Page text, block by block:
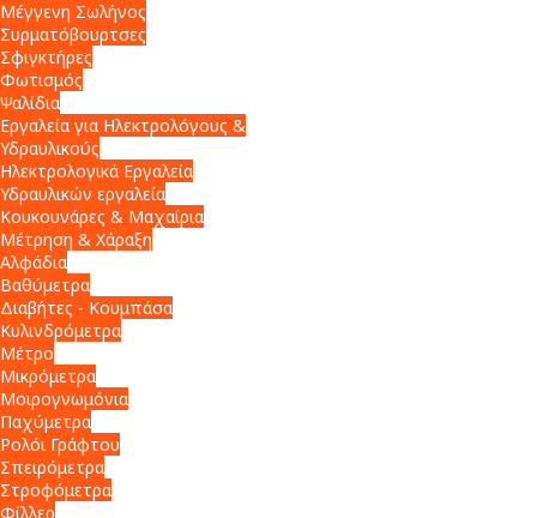
Μέγγενη Σωλήνος
Συρματόβουρτσες
Σφιγκτήρες
Φωτισμός
Ψαλίδια
Εργαλεία για Ηλεκτρολόγους &
Υδραυλικούς
Ηλεκτρολογικά Εργαλεία
Υδραυλικών εργαλεία
Κουκουνάρες & Μαχαίρια
Μέτρηση & Χάραξη
Αλφάδια
Βαθύμετρα
Διαβήτες - Κουμπάσα
Κυλινδρόμετρα
Μέτρο
Μικρόμετρα
Μοιρογνωμόνια
Παχύμετρα
Ρολόι Γράφτου
Σπειρόμετρα
Στροφόμετρα
Φίλλερ